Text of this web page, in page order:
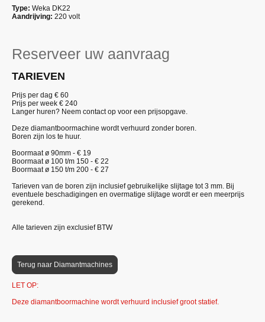
Type: Weka DK22
Aandrijving: 220 volt
Reserveer uw aanvraag
TARIEVEN
Prijs per dag € 60
Prijs per week € 240
Langer huren? Neem contact op voor een prijsopgave.
Deze diamantboormachine wordt verhuurd zonder boren.
Boren zijn los te huur.
Boormaat ø 90mm - € 19
Boormaat ø 100 t/m 150 - € 22
Boormaat ø 150 t/m 200 - € 27
Tarieven van de boren zijn inclusief gebruikelijke slijtage tot 3 mm. Bij
eventuele beschadigingen en overmatige slijtage wordt er een meerprijs
gerekend.
Alle tarieven zijn exclusief BTW
Terug naar Diamantmachines
LET OP:
Deze diamantboormachine wordt verhuurd inclusief groot statief.